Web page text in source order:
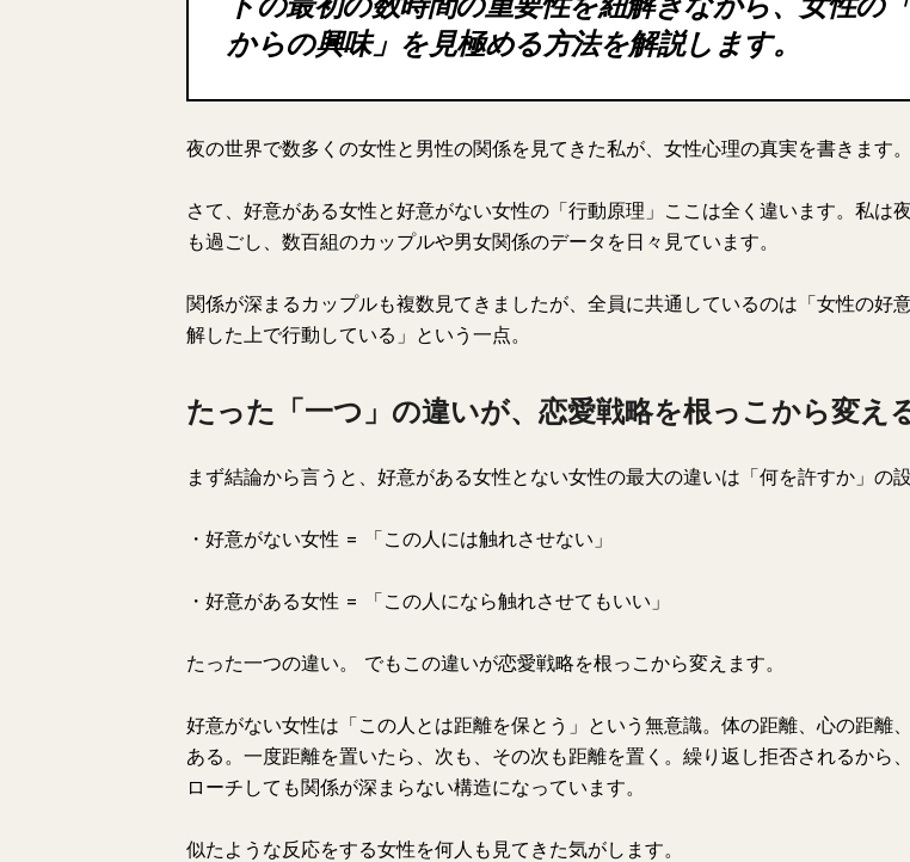
からの興味」を見極める方法を解説します。
夜の世界で数多くの女性と男性の関係を見てきた私が、女性心理の真実を書きます。
さて、好意がある女性と好意がない女性の「行動原理」ここは全く違います。私は
も過ごし、数百組のカップルや男女関係のデータを日々見ています。
関係が深まるカップルも複数見てきましたが、全員に共通しているのは「女性の好
解した上で行動している」という一点。
たった「一つ」の違いが、恋愛戦略を根っこから変え
まず結論から言うと、好意がある女性とない女性の最大の違いは「何を許すか」の設
・好意がない女性 = 「この人には触れさせない」
・好意がある女性 = 「この人になら触れさせてもいい」
たった一つの違い。 でもこの違いが恋愛戦略を根っこから変えます。
好意がない女性は「この人とは距離を保とう」という無意識。体の距離、心の距離
ある。一度距離を置いたら、次も、その次も距離を置く。繰り返し拒否されるから
ローチしても関係が深まらない構造になっています。
似たような反応をする女性を何人も見てきた気がします。